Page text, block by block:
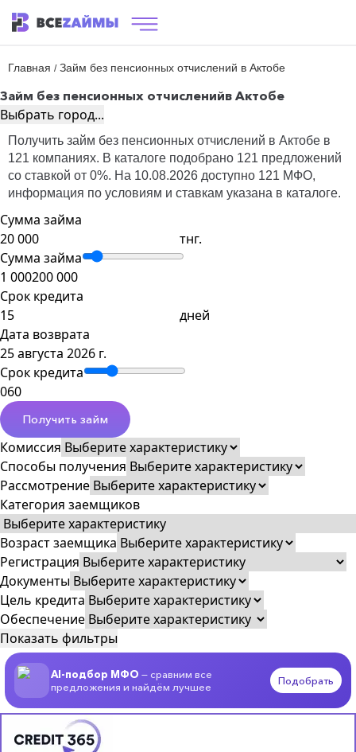
Главная / Займ без пенсионных отчислений в Актобе
Займ без пенсионных отчисленийв Актобе
Выбрать город...
Получить займ без пенсионных отчислений в Актобе в
121 компаниях. В каталоге подобрано 121 предложений
со ставкой от 0%. На 10.08.2026 доступно 121 МФО,
информация по условиям и ставкам указана в каталоге.
Сумма займа
тнг.
Сумма займа
1 000200 000
Срок кредита
дней
Дата возврата
25 августа 2026 г.
Срок кредита
060
Получить займ
Комиссия
Способы получения
Рассмотрение
Категория заемщиков
Возраст заемщика
Регистрация
Документы
Цель кредита
Обеспечение
Показать фильтры
AI-подбор МФО — сравним все
предложения и найдём лучшее
Подобрать